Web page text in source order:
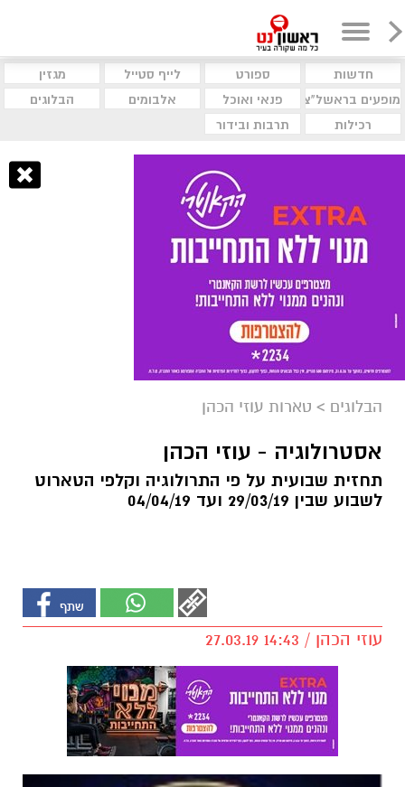
חדשות ספורט לייף סטייל
מגזין
מופעים בראשל"צ
פנאי ואוכל אלבומים
הבלוגים
רכילות
תרבות ובידור
הבלוגים > טארות עוזי הכהן
אסטרולוגיה - עוזי הכהן
תחזית שבועית על פי התרולוגיה וקלפי הטארוט
לשבוע שבין 29/03/19 ועד 04/04/19
עוזי הכהן / 14:43 27.03.19